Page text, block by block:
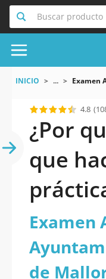
Buscar producto
INICIO ... Examen
4.8
¿Por
que
Examen
de